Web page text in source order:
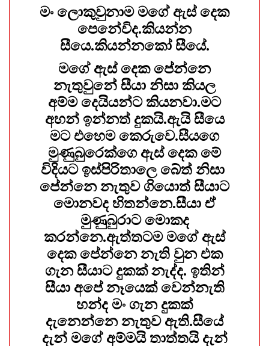
මං ලොකුවුනාම මගේ ඇස් දෙක
පෙනේවිද.කියන්න
සීයෙ.කියන්නකෝ සීයේ.
මගේ ඇස් දෙක පේන්නෙ
නැතුවුනේ සීයා නිසා කියල
අම්ම දෙයියන්ට කියනවා.මට
අහන් ඉන්නත් දුකයි.ඇයි සීයෙ
මට එහෙම කෙරුවෙ.සීයගෙ
මුණුබුරෙක්ගෙ ඇස් දෙක මේ
විදියට ඉස්පිරිතාලෙ බේත් නිසා
පේන්නෙ නැතුව ගියොත් සීයාට
මොනවද හිතන්නෙ.සීයා ඒ
මුණුබුරාට මොකද
කරන්නෙ.ඇත්තටම මගේ ඇස්
දෙක පේන්නෙ නැති වුන එක
ගැන සීයාට දුකක් නැද්ද. ඉතින්
සීයා අපේ නෑයෙක් වෙන්නැති
හන්ද මං ගැන දුකක්
දැනෙන්නෙ නැතුව ඇති.සීයේ
දැන් මගේ අම්මයි තාත්තයි දැන්